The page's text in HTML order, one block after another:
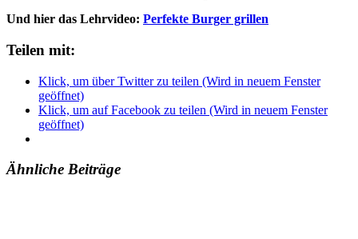
Und hier das Lehrvideo: Perfekte Burger grillen
Teilen mit:
Klick, um über Twitter zu teilen (Wird in neuem Fenster
geöffnet)
Klick, um auf Facebook zu teilen (Wird in neuem Fenster
geöffnet)
Ähnliche Beiträge